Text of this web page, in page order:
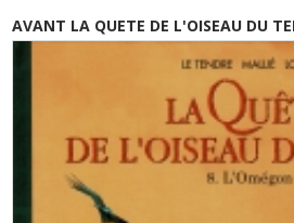
AVANT LA QUETE DE L'OISEAU DU